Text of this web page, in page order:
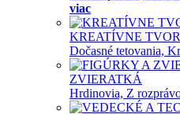
viac
KREATÍVNE
Dočasné tetovania,
ZVIERATKÁ
Hrdinovia, Z